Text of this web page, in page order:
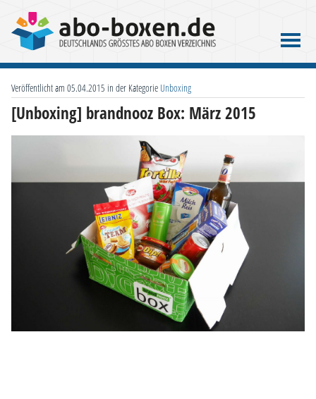
Veröffentlicht am 05.04.2015 in der Kategorie Unboxing
[Unboxing] brandnooz Box: März 2015